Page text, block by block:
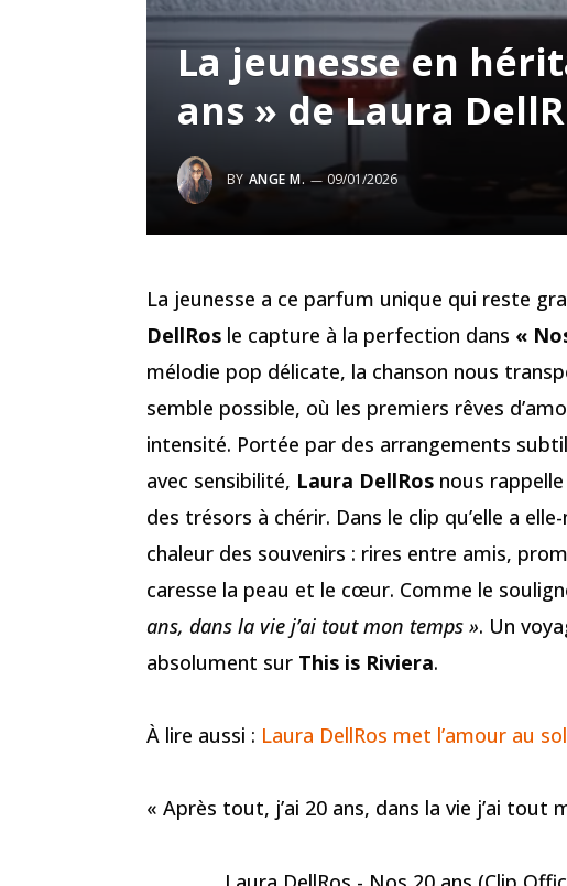
La jeunesse en
ans » de Laura
BY ANGE M. 09/01/2026
La jeunesse a ce parfum unique qui reste
DellRos le capture à la perfection dans «
mélodie pop délicate, la chanson nous
semble possible, où les premiers rêves
intensité. Portée par des arrangements
avec sensibilité, Laura DellRos nous
des trésors à chérir. Dans le clip qu’elle a
chaleur des souvenirs : rires entre amis,
caresse la peau et le cœur. Comme le
ans, dans la vie j’ai tout mon temps ». Un
absolument sur This is Riviera.
À lire aussi : Laura DellRos met l’amour au
« Après tout, j’ai 20 ans, dans la vie j’ai tout